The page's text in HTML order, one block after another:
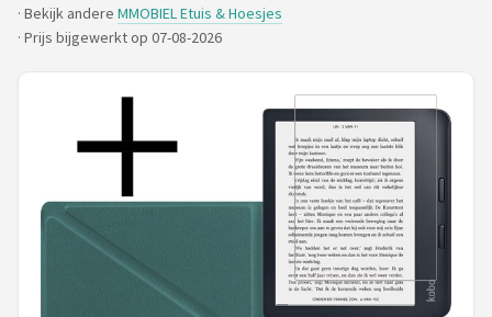
E-readers
Shop
Hoesje
BROTECT
iMoshion
· Bekijk andere MMOBIEL Etuis & Hoesjes
· Prijs bijgewerkt op 07-08-2026